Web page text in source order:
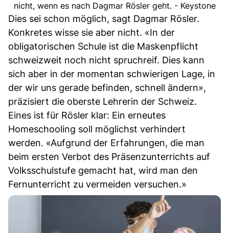
nicht, wenn es nach Dagmar Rösler geht. - Keystone
Dies sei schon möglich, sagt Dagmar Rösler.
Konkretes wisse sie aber nicht. «In der
obligatorischen Schule ist die Maskenpflicht
schweizweit noch nicht spruchreif. Dies kann
sich aber in der momentan schwierigen Lage, in
der wir uns gerade befinden, schnell ändern»,
präzisiert die oberste Lehrerin der Schweiz.
Eines ist für Rösler klar: Ein erneutes
Homeschooling soll möglichst verhindert
werden. «Aufgrund der Erfahrungen, die man
beim ersten Verbot des Präsenzunterrichts auf
Volksschulstufe gemacht hat, wird man den
Fernunterricht zu vermeiden versuchen.»